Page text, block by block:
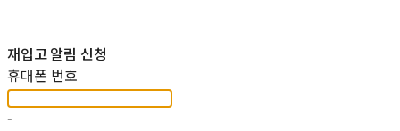
재입고 알림 신청
휴대폰 번호
-